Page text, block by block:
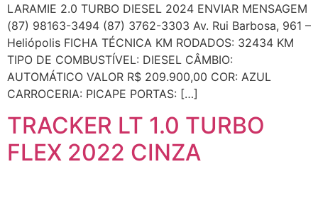
LARAMIE 2.0 TURBO DIESEL 2024 ENVIAR MENSAGEM
(87) 98163-3494 (87) 3762-3303 Av. Rui Barbosa, 961 –
Heliópolis FICHA TÉCNICA KM RODADOS: 32434 KM
TIPO DE COMBUSTÍVEL: DIESEL CÂMBIO:
AUTOMÁTICO VALOR R$ 209.900,00 COR: AZUL
CARROCERIA: PICAPE PORTAS: […]
TRACKER LT 1.0 TURBO
FLEX 2022 CINZA